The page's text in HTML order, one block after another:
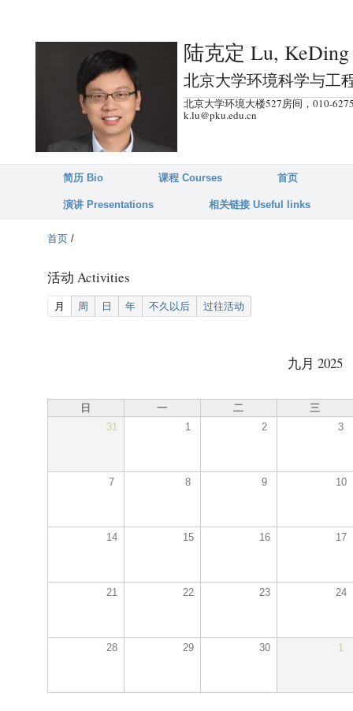
到
页
陆克定 Lu, KeDing
北京大学环境科学与工
北京大学环境大楼527房间，010-
k.lu@pku.edu.cn
简历 Bio 课程 Courses 首页
演讲 Presentations 相关链接 Useful links
首页 /
活动 Activities
月 (active tab)
周 日 年 不久以后 过往活动
九月 2025
日 一 二
三
31
1 2 3
7 8 9 10
14 15 16 17
21 22 23 24
28 29 30 1